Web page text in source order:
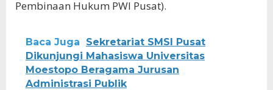
Pembinaan Hukum PWI Pusat).
Baca Juga
Sekretariat SMSI Pusat
Dikunjungi Mahasiswa Universitas
Moestopo Beragama Jurusan
Administrasi Publik